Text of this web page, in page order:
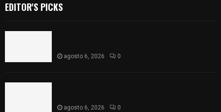
EDITOR'S PICKS
agosto 6, 2026 0
agosto 6, 2026 0